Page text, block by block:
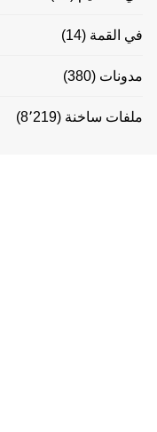
في القمة (14)
مدونات (380)
ملفات ساخنة (8٬219)